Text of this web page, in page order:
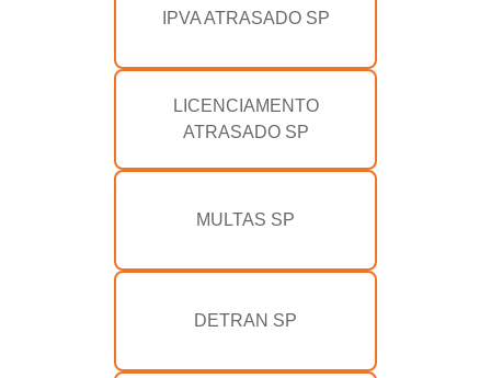
IPVA ATRASADO SP
LICENCIAMENTO
ATRASADO SP
MULTAS SP
DETRAN SP